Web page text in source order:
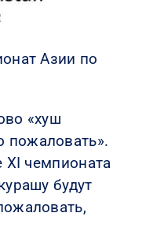
Азии по
«хуш
пожаловать».
XI чемпионата
будут